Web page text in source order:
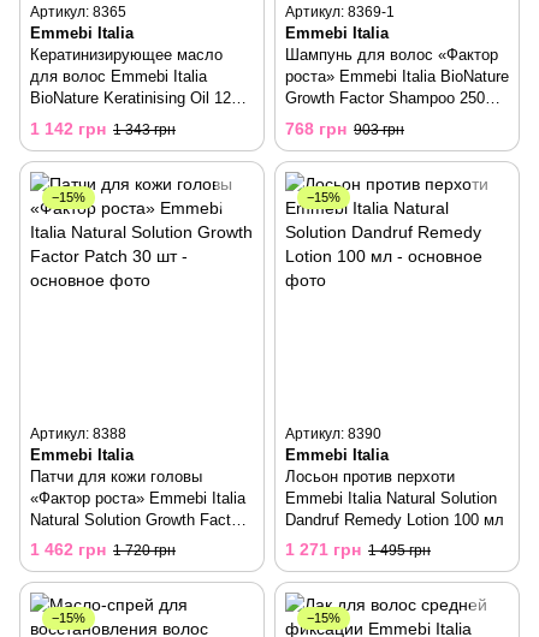
Артикул: 8365
Emmebi Italia
Кератинизирующее масло
для волос Emmebi Italia
BioNature Keratinising Oil 125
мл
1 142 грн 1 343 грн
Артикул: 8369-1
Emmebi Italia
Шампунь для волос «Фактор
роста» Emmebi Italia BioNature
Growth Factor Shampoo 250
мл
768 грн 903 грн
−15%
Артикул: 8388
Emmebi Italia
Патчи для кожи головы
«Фактор роста» Emmebi Italia
Natural Solution Growth Factor
Patch 30 шт
1 462 грн 1 720 грн
−15%
Артикул: 8390
Emmebi Italia
Лосьон против перхоти
Emmebi Italia Natural Solution
Dandruf Remedy Lotion 100 мл
1 271 грн 1 495 грн
−15% −15%